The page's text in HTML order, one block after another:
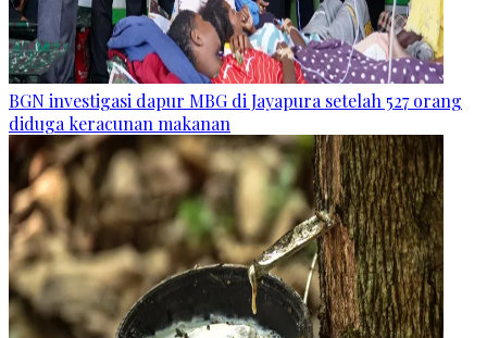
BGN investigasi dapur MBG di Jayapura setelah 527 orang
diduga keracunan makanan